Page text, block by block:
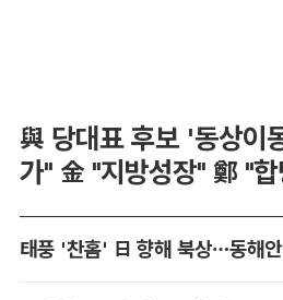
與 당대표 후보 '동상
가" 金 "지방성장" 鄭 "
태풍 '찬홈' 日 향해 북상…동해